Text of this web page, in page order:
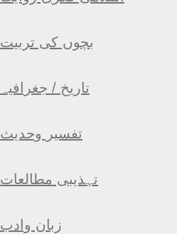
بچوں کی تربیت
تاریخ / جغرافیہ
تفسیر وحدیث
تہذیبی مطالعات
زبان وادب